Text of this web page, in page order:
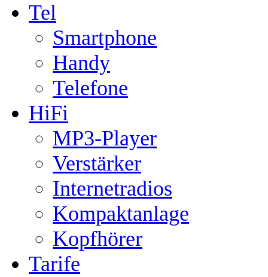
Tel
Smartphone
Handy
Telefone
HiFi
MP3-Player
Verstärker
Internetradios
Kompaktanlage
Kopfhörer
Tarife